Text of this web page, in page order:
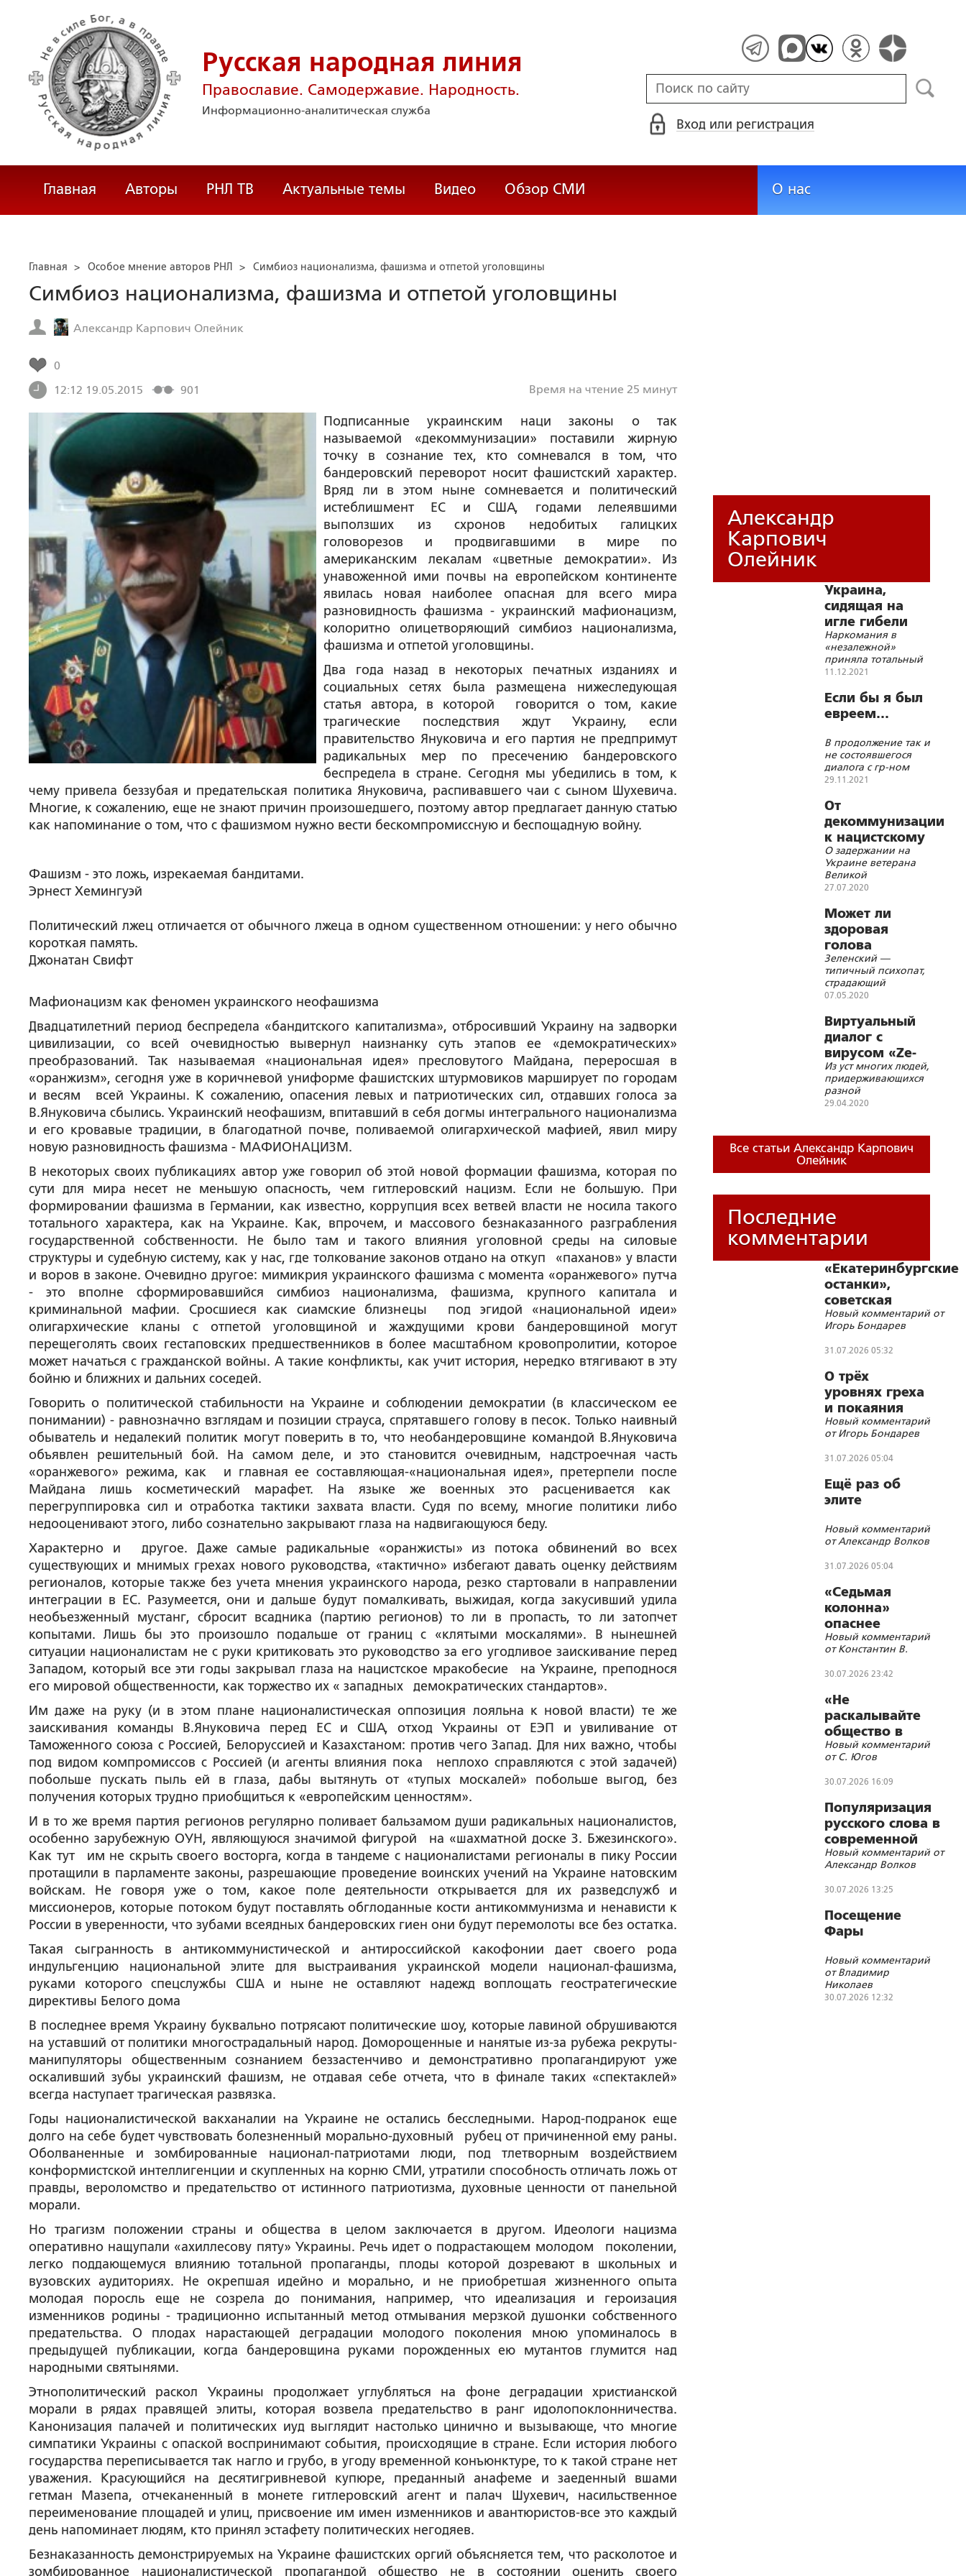
Русская народная линия
Православие. Самодержавие. Народность.
Информационно-аналитическая служба
Вход или регистрация
Главная Авторы РНЛ ТВ Актуальные темы Видео Обзор СМИ О нас
Главная > Особое мнение авторов РНЛ > Симбиоз национализма, фашизма и отпетой уголовщины
Симбиоз национализма, фашизма и отпетой уголовщины
Александр Карпович Олейник
0
12:12 19.05.2015
901 Время на чтение 25 минут
Подписанные украинским наци законы о так
называемой «декоммунизации» поставили жирную
точку в сознание тех, кто сомневался в том, что
бандеровский переворот носит фашистский характер.
Вряд ли в этом ныне сомневается и политический
истеблишмент ЕС и США, годами лелеявшими
выползших из схронов недобитых галицких
головорезов и продвигавшими в мире по
американским лекалам «цветные демократии». Из
унавоженной ими почвы на европейском континенте
явилась новая наиболее опасная для всего мира
разновидность фашизма - украинский мафионацизм,
колоритно олицетворяющий симбиоз национализма,
фашизма и отпетой уголовщины.
Два года назад в некоторых печатных изданиях и
социальных сетях была размещена нижеследующая
статья автора, в которой говорится о том, какие
трагические последствия ждут Украину, если
правительство Януковича и его партия не предпримут
радикальных мер по пресечению бандеровского
беспредела в стране. Сегодня мы убедились в том, к
чему привела беззубая и предательская политика Януковича, распивавшего чаи с сыном Шухевича.
Многие, к сожалению, еще не знают причин произошедшего, поэтому автор предлагает данную статью
как напоминание о том, что с фашизмом нужно вести бескомпромиссную и беспощадную войну.
Фашизм - это ложь, изрекаемая бандитами.
Эрнест Хемингуэй
Политический лжец отличается от обычного лжеца в одном существенном отношении: у него обычно
короткая память.
Джонатан Свифт
Мафионацизм как феномен украинского неофашизма
Двадцатилетний период беспредела «бандитского капитализма», отбросивший Украину на задворки
цивилизации, со всей очевидностью вывернул наизнанку суть этапов ее «демократических»
преобразований. Так называемая «национальная идея» пресловутого Майдана, переросшая в
«оранжизм», сегодня уже в коричневой униформе фашистских штурмовиков марширует по городам
и весям всей Украины. К сожалению, опасения левых и патриотических сил, отдавших голоса за
В.Януковича сбылись. Украинский неофашизм, впитавший в себя догмы интегрального национализма
и его кровавые традиции, в благодатной почве, поливаемой олигархической мафией, явил миру
новую разновидность фашизма - МАФИОНАЦИЗМ.
В некоторых своих публикациях автор уже говорил об этой новой формации фашизма, которая по
сути для мира несет не меньшую опасность, чем гитлеровский нацизм. Если не большую. При
формировании фашизма в Германии, как известно, коррупция всех ветвей власти не носила такого
тотального характера, как на Украине. Как, впрочем, и массового безнаказанного разграбления
государственной собственности. Не было там и такого влияния уголовной среды на силовые
структуры и судебную систему, как у нас, где толкование законов отдано на откуп «паханов» у власти
и воров в законе. Очевидно другое: мимикрия украинского фашизма с момента «оранжевого» путча
- это вполне сформировавшийся симбиоз национализма, фашизма, крупного капитала и
криминальной мафии. Сросшиеся как сиамские близнецы под эгидой «национальной идеи»
олигархические кланы с отпетой уголовщиной и жаждущими крови бандеровщиной могут
перещеголять своих гестаповских предшественников в более масштабном кровопролитии, которое
может начаться с гражданской войны. А такие конфликты, как учит история, нередко втягивают в эту
бойню и ближних и дальних соседей.
Говорить о политической стабильности на Украине и соблюдении демократии (в классическом ее
понимании) - равнозначно взглядам и позиции страуса, спрятавшего голову в песок. Только наивный
обыватель и недалекий политик могут поверить в то, что необандеровщине командой В.Януковича
объявлен решительный бой. На самом деле, и это становится очевидным, надстроечная часть
«оранжевого» режима, как и главная ее составляющая-«национальная идея», претерпели после
Майдана лишь косметический марафет. На языке же военных это расценивается как
перегруппировка сил и отработка тактики захвата власти. Судя по всему, многие политики либо
недооценивают этого, либо сознательно закрывают глаза на надвигающуюся беду.
Характерно и другое. Даже самые радикальные «оранжисты» из потока обвинений во всех
существующих и мнимых грехах нового руководства, «тактично» избегают давать оценку действиям
регионалов, которые также без учета мнения украинского народа, резко стартовали в направлении
интеграции в ЕС. Разумеется, они и дальше будут помалкивать, выжидая, когда закусивший удила
необъезженный мустанг, сбросит всадника (партию регионов) то ли в пропасть, то ли затопчет
копытами. Лишь бы это произошло подальше от границ с «клятыми москалями». В нынешней
ситуации националистам не с руки критиковать это руководство за его угодливое заискивание перед
Западом, который все эти годы закрывал глаза на нацистское мракобесие на Украине, преподнося
его мировой общественности, как торжество их « западных демократических стандартов».
Им даже на руку (и в этом плане националистическая оппозиция лояльна к новой власти) те же
заискивания команды В.Януковича перед ЕС и США, отход Украины от ЕЭП и увиливание от
Таможенного союза с Россией, Белоруссией и Казахстаном: против чего Запад. Для них важно, чтобы
под видом компромиссов с Россией (и агенты влияния пока неплохо справляются с этой задачей)
побольше пускать пыль ей в глаза, дабы вытянуть от «тупых москалей» побольше выгод, без
получения которых трудно приобщиться к «европейским ценностям».
И в то же время партия регионов регулярно поливает бальзамом души радикальных националистов,
особенно зарубежную ОУН, являющуюся значимой фигурой на «шахматной доске З. Бжезинского».
Как тут им не скрыть своего восторга, когда в тандеме с националистами регионалы в пику России
протащили в парламенте законы, разрешающие проведение воинских учений на Украине натовским
войскам. Не говоря уже о том, какое поле деятельности открывается для их разведслужб и
миссионеров, которые потоком будут поставлять обглоданные кости антикоммунизма и ненависти к
России в уверенности, что зубами всеядных бандеровских гиен они будут перемолоты все без остатка.
Такая сыгранность в антикоммунистической и антироссийской какофонии дает своего рода
индульгенцию национальной элите для выстраивания украинской модели национал-фашизма,
руками которого спецслужбы США и ныне не оставляют надежд воплощать геостратегические
директивы Белого дома
В последнее время Украину буквально потрясают политические шоу, которые лавиной обрушиваются
на уставший от политики многострадальный народ. Доморощенные и нанятые из-за рубежа рекруты-
манипуляторы общественным сознанием беззастенчиво и демонстративно пропагандируют уже
оскаливший зубы украинский фашизм, не отдавая себе отчета, что в финале таких «спектаклей»
всегда наступает трагическая развязка.
Годы националистической вакханалии на Украине не остались бесследными. Народ-подранок еще
долго на себе будет чувствовать болезненный морально-духовный рубец от причиненной ему раны.
Оболваненные и зомбированные национал-патриотами люди, под тлетворным воздействием
конформистской интеллигенции и скупленных на корню СМИ, утратили способность отличать ложь от
правды, вероломство и предательство от истинного патриотизма, духовные ценности от панельной
морали.
Но трагизм положении страны и общества в целом заключается в другом. Идеологи нацизма
оперативно нащупали «ахиллесову пяту» Украины. Речь идет о подрастающем молодом поколении,
легко поддающемуся влиянию тотальной пропаганды, плоды которой дозревают в школьных и
вузовских аудиториях. Не окрепшая идейно и морально, и не приобретшая жизненного опыта
молодая поросль еще не созрела до понимания, например, что идеализация и героизация
изменников родины - традиционно испытанный метод отмывания мерзкой душонки собственного
предательства. О плодах нарастающей деградации молодого поколения мною упоминалось в
предыдущей публикации, когда бандеровщина руками порожденных ею мутантов глумится над
народными святынями.
Этнополитический раскол Украины продолжает углубляться на фоне деградации христианской
морали в рядах правящей элиты, которая возвела предательство в ранг идолопоклонничества.
Канонизация палачей и политических иуд выглядит настолько цинично и вызывающе, что многие
симпатики Украины с опаской воспринимают события, происходящие в стране. Если история любого
государства переписывается так нагло и грубо, в угоду временной конъюнктуре, то к такой стране нет
уважения. Красующийся на десятигривневой купюре, преданный анафеме и заеденный вшами
гетман Мазепа, отчеканенный в монете гитлеровский агент и палач Шухевич, насильственное
переименование площадей и улиц, присвоение им имен изменников и авантюристов-все это каждый
день напоминает людям, кто принял эстафету политических негодяев.
Безнаказанность демонстрируемых на Украине фашистских оргий объясняется тем, что расколотое и
зомбированное националистической пропагандой общество не в состоянии оценить своего
Александр
Карпович
Олейник
Украина,
сидящая на
игле гибели
народа и
государства
Наркомания в
«незалежной»
приняла тотальный
характер
11.12.2021
Если бы я был
евреем…
В продолжение так и
не состоявшегося
диалога с гр-ном
Зеленским
29.11.2021
От
декоммунизации
к нацистскому
мракобесию и
террору
О задержании на
Украине ветерана
Великой
Отечественной
изъятии у него медалей
Победы
27.07.2020
Может ли
здоровая
голова
зиговать
«мертвой
голове» ss?
Зеленский —
типичный психопат,
страдающий
синдромом
07.05.2020
Виртуальный
диалог с
вирусом «Ze-
259»
Из уст многих людей,
придерживающихся
разной
политической
разочарования в
Зеленском
29.04.2020
Все статьи Александр Карпович
Олейник
Последние
комментарии
«Екатеринбургские
останки»,
советская
символика и
цифровизации
Новый комментарий от
Игорь Бондарев
31.07.2026 05:32
О трёх
уровнях греха
и покаяния
Новый комментарий
от Игорь Бондарев
31.07.2026 05:04
Ещё раз об
элите
Новый комментарий
от Александр Волков
31.07.2026 05:04
«Седьмая
колонна»
опаснее
«пятой» и
«шестой»
Новый комментарий
от Константин В.
30.07.2026 23:42
«Не
раскалывайте
общество в
угоду врагам»
Новый комментарий
от С. Югов
30.07.2026 16:09
Популяризация
русского слова в
современной
литературе как
метод укрепления
самосознания
народов Союзного
Новый комментарий от
Александр Волков
30.07.2026 13:25
Посещение
Фары
Новый комментарий
от Владимир
Николаев
30.07.2026 12:32